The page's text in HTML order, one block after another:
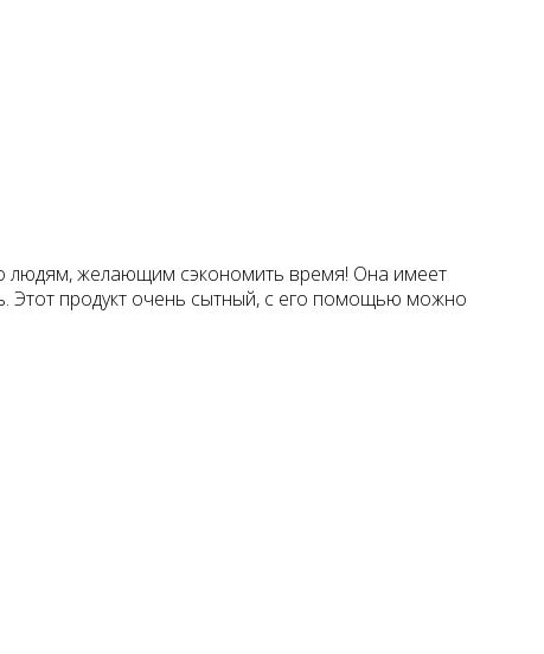
людям, желающим сэкономить время! Она имеет
Этот продукт очень сытный, с его помощью можно